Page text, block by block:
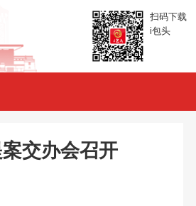
扫码下载
i包头
交办会召开